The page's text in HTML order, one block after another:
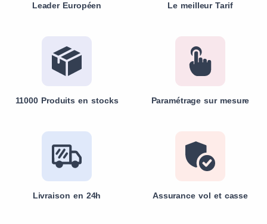
Leader Européen Le meilleur Tarif
11000 Produits en stocks Paramétrage sur mesure
Livraison en 24h Assurance vol et casse